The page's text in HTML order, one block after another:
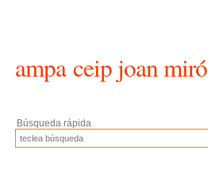
ampaceip joan miró
Búsqueda rápida